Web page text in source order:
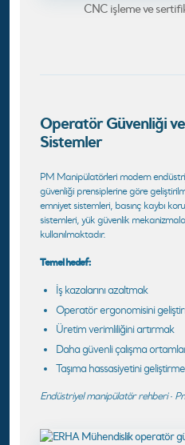
CNC işleme ve
Operatör Güvenliği
Sistemler
PM Manipülatörleri modern
güvenliği prensiplerine göre
emniyet sistemleri, basınç kaybı
sistemleri, yük güvenlik
kullanılmaktadır.
Temel hedef:
İş kazalarını azaltmak
Operatör ergonomisini
Üretim verimliliğini artırmak
Daha güvenli çalışma
Taşıma hassasiyetini
Endüstriyel manipülatör rehberi·